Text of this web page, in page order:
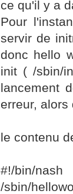
ce qu'il y a
Pour
servir de
donc hello
init ( /sbin/
lancement
erreur,
le contenu
#!/bin/nash
/sbin/